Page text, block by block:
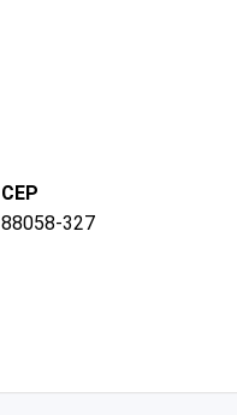
CEP
88058-327